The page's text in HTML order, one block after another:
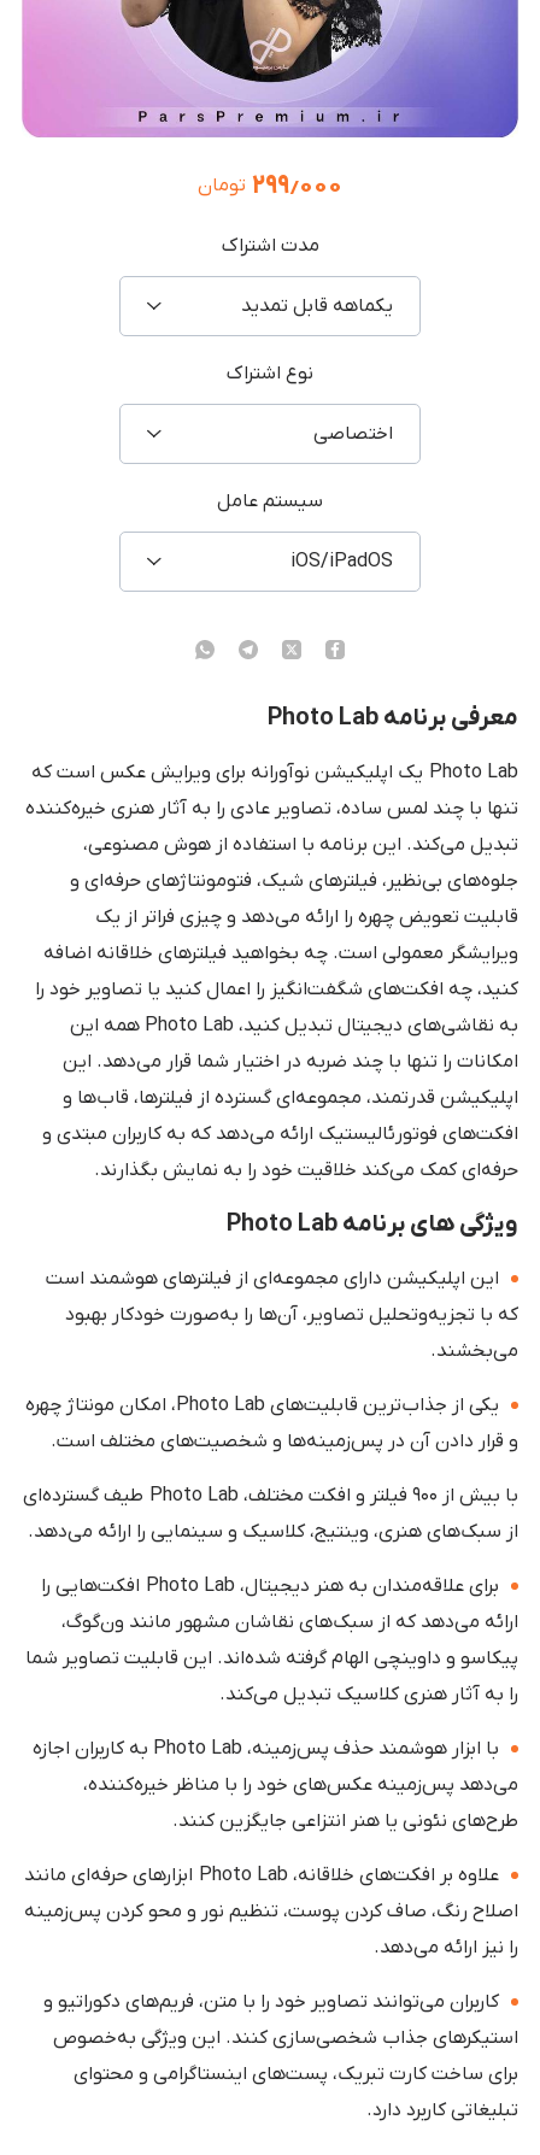
۲۹۹٫۰۰۰ تومان
مدت اشتراک
یکماهه قابل تمدید
نوع اشتراک
اختصاصی
سیستم عامل
iOS/iPadOS
معرفی برنامه Photo Lab
Photo Lab یک اپلیکیشن نوآورانه برای ویرایش عکس است که
تنها با چند لمس ساده، تصاویر عادی را به آثار هنری خیره‌کننده
تبدیل می‌کند. این برنامه با استفاده از هوش مصنوعی،
جلوه‌های بی‌نظیر، فیلترهای شیک، فتومونتاژهای حرفه‌ای و
قابلیت تعویض چهره را ارائه می‌دهد و چیزی فراتر از یک
ویرایشگر معمولی است. چه بخواهید فیلترهای خلاقانه اضافه
کنید، چه افکت‌های شگفت‌انگیز را اعمال کنید یا تصاویر خود را
به نقاشی‌های دیجیتال تبدیل کنید، Photo Lab
همه این
امکانات را تنها با چند ضربه در اختیار شما قرار می‌دهد. این
اپلیکیشن قدرتمند، مجموعه‌ای گسترده از فیلترها، قاب‌ها و
افکت‌های فوتورئالیستیک ارائه می‌دهد که به کاربران مبتدی و
حرفه‌ای کمک می‌کند خلاقیت خود را به نمایش بگذارند.
ویژگی های برنامه Photo Lab
این اپلیکیشن دارای مجموعه‌ای از فیلترهای هوشمند است
که با تجزیه‌وتحلیل تصاویر، آن‌ها را به‌صورت خودکار بهبود
می‌بخشند.
یکی از جذاب‌ترین قابلیت‌های Photo Lab، امکان مونتاژ چهره
و قرار دادن آن در پس‌زمینه‌ها و شخصیت‌های مختلف است.
با بیش از ۹۰۰ فیلتر و افکت مختلف، Photo Lab طیف گسترده‌ای
از سبک‌های هنری، وینتیج، کلاسیک و سینمایی را ارائه می‌دهد.
برای علاقه‌مندان به هنر دیجیتال، Photo Lab افکت‌هایی را
ارائه می‌دهد که از سبک‌های نقاشان مشهور مانند ون‌گوگ،
پیکاسو و داوینچی الهام گرفته شده‌اند. این قابلیت تصاویر شما
را به آثار هنری کلاسیک تبدیل می‌کند.
با ابزار هوشمند حذف پس‌زمینه، Photo Lab به کاربران اجازه
می‌دهد پس‌زمینه عکس‌های خود را با مناظر خیره‌کننده،
طرح‌های نئونی یا هنر انتزاعی جایگزین کنند.
علاوه بر افکت‌های خلاقانه، Photo Lab ابزارهای حرفه‌ای مانند
اصلاح رنگ، صاف کردن پوست، تنظیم نور و محو کردن پس‌زمینه
را نیز ارائه می‌دهد.
کاربران می‌توانند تصاویر خود را با متن، فریم‌های دکوراتیو و
استیکرهای جذاب شخصی‌سازی کنند. این ویژگی به‌خصوص
برای ساخت کارت تبریک، پست‌های اینستاگرامی و محتوای
تبلیغاتی کاربرد دارد.